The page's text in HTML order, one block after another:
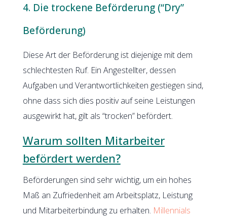
4. Die trockene Beförderung (“Dry”
Beförderung)
Diese Art der Beförderung ist diejenige mit dem
schlechtesten Ruf. Ein Angestellter, dessen
Aufgaben und Verantwortlichkeiten gestiegen sind,
ohne dass sich dies positiv auf seine Leistungen
ausgewirkt hat, gilt als “trocken” befördert.
Warum sollten Mitarbeiter
befördert werden?
Beförderungen sind sehr wichtig, um ein hohes
Maß an Zufriedenheit am Arbeitsplatz, Leistung
und Mitarbeiterbindung zu erhalten. Millennials